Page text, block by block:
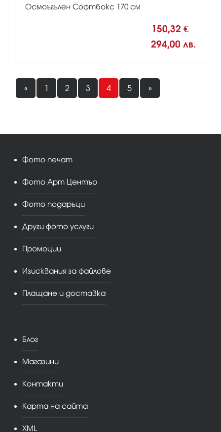
Осмоъгълен Софтбокс 170 см
150,32 €
294,00 лв.
« 1 2 3 4 5 »
Фото печат
Фото Арт Център
Фото подаръци
Други фото услуги
Промоции
Изисквания за файлове
Плащане и доставка
Блог
Магазини
Контакти
Карта на сайта
XML